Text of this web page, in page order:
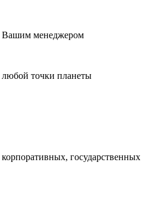
Вашим менеджером
точки планеты
государственных